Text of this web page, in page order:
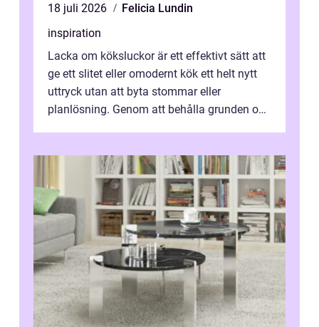
18 juli 2026
Felicia Lundin
inspiration
Lacka om köksluckor är ett effektivt sätt att
ge ett slitet eller omodernt kök ett helt nytt
uttryck utan att byta stommar eller
planlösning. Genom att behålla grunden och